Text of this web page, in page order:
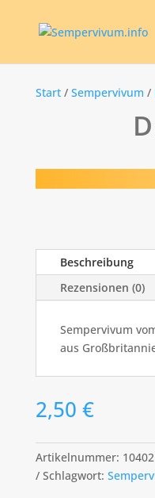
Start/ Sempervivum /
Beschreibung
Rezensionen (0)
Sempervivum
aus
2,50 €
Artikelnummer: 10402
Schlagwort: